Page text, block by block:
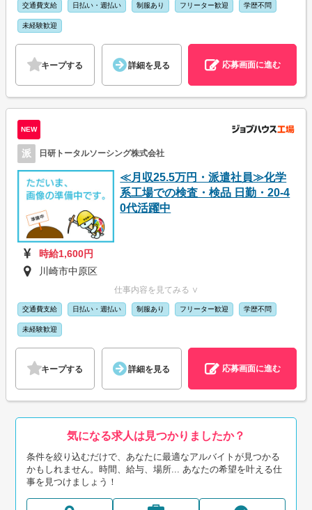
交通費支給 日払い・週払い 制服あり フリーター歓迎 学歴不問
未経験歓迎
キープする 詳細を見る 応募画面に進む
NEW
派 日研トータルソーシング株式会社
≪月収25.5万円・派遣社員≫化学
系工場での検査・検品 日勤・20-4
0代活躍中
時給1,600円
川崎市中原区
仕事内容を見てみる ∨
交通費支給 日払い・週払い 制服あり フリーター歓迎 学歴不問
未経験歓迎
キープする 詳細を見る 応募画面に進む
気になる求人は見つかりましたか？
条件を絞り込むだけで、あなたに最適なアルバイトが見つかる
かもしれません。時間、給与、場所... あなたの希望を叶える仕
事を見つけましょう！